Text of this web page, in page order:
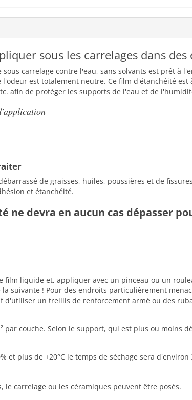
sous les carrelages dans
carrelage contre l'eau, sans solvants est prêt à
l'odeur est totalement neutre. Ce film d'étanchéité
afin de protéger les supports de l'eau et de
de graisses, huiles, poussières et de
et étanchéité.
ne devra en aucun cas dépasser
liquide et, appliquer avec un pinceau ou un
suivante ! Pour des endroits particulièrement
d'utiliser un treillis de renforcement armé ou des
par couche. Selon le support, qui est plus ou moins
et plus de +20°C le temps de séchage sera d'environ
le carrelage ou les céramiques peuvent être posés.